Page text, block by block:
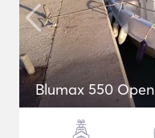
Blumax 550 Open